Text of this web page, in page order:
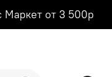
Маркет от 3 500р